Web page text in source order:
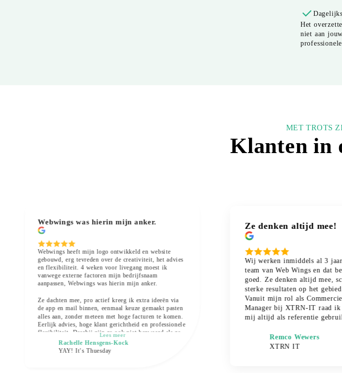
Het
niet aan
MET TROTS
Klanten in
Webwings was hierin mijn anker.
Webwings heeft mijn logo ontwikkeld en website
gebouwd, erg tevreden over de creativiteit, het advies
en flexibiliteit. 4 weken voor livegang moest ik
vanwege externe factoren mijn bedrijfsnaam
aanpassen, Webwings was hierin mijn anker.
Ze dachten mee, pro actief kreeg ik extra ideeën via
de app en mail binnen, eenmaal keuze gemaakt pasten
alles aan, zonder meteen met hoge facturen te komen.
Eerlijk advies, hoge klant gerichtheid en professionele
flexibiliteit. Daarbij zijn ze ook niet bezwaard als ze
iets vaker aan je uit moeten leggen 😉
Lees meer
Rachelle Hensgens-Kock
YAY! It's Thuesday
Ze denken altijd mee!
Wij werken inmiddels al 3
team van Web Wings en dat
goed. Ze denken altijd mee,
sterke resultaten op het
Vanuit mijn rol als
Manager bij XTRN-IT raad ik
mij altijd als referentie
Remco Wewers
XTRN IT